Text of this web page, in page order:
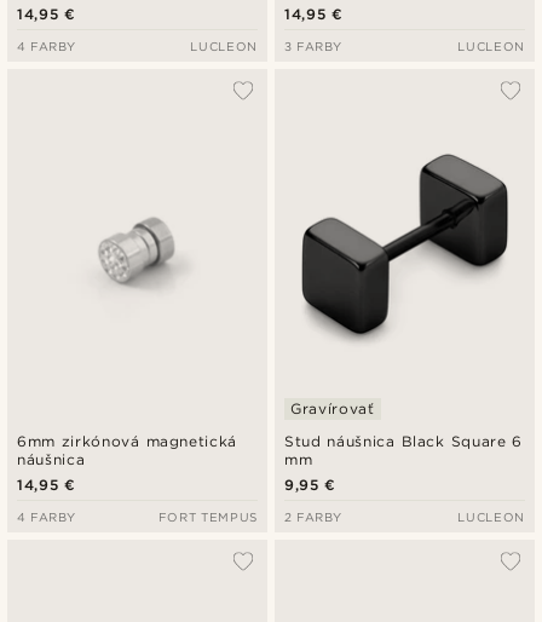
14,95 €
4 FARBY LUCLEON
14,95 €
3 FARBY LUCLEON
6mm zirkónová magnetická
náušnica
14,95 €
4 FARBY FORT TEMPUS
Stud náušnica Black Square 6
mm
Gravírovať
9,95 €
2 FARBY LUCLEON